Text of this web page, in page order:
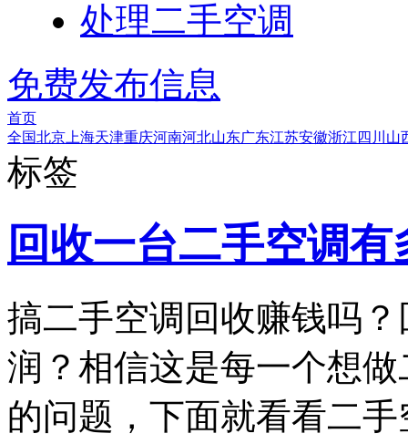
处理二手空调
免费发布信息
首页
全国北京 上海天津重庆河南河北山东广东江苏安徽浙江 四川 山
标签
回收一台二手空调
搞二手空调回收赚钱吗
润？相信这是每一个想
的问题，下面就看看二